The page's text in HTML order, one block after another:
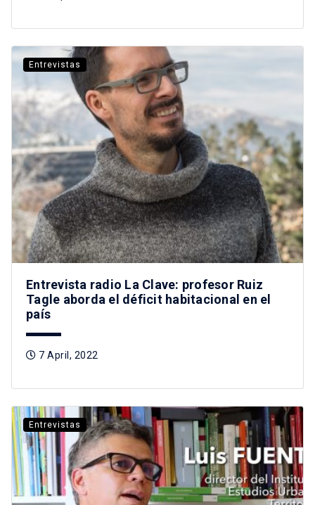
Entrevistas
Entrevista radio La Clave: profesor Ruiz
Tagle aborda el déficit habitacional en el
país
7 April, 2022
Entrevistas